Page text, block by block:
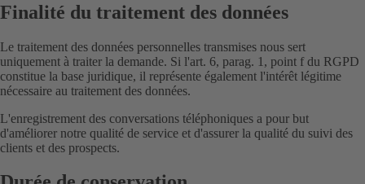
Finalité du traitement des données
Le traitement des données personnelles transmises nous sert
uniquement à traiter la demande. Si l'art. 6, parag. 1, point f du RGPD
constitue la base juridique, il représente également l'intérêt légitime
nécessaire au traitement des données.
L'enregistrement des conversations téléphoniques a pour but
d'améliorer notre qualité de service et d'assurer la qualité du suivi des
clients et des prospects.